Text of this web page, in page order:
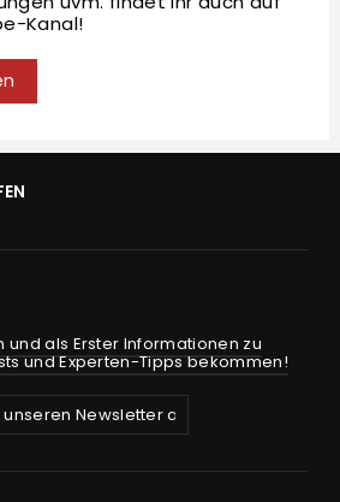
Kanal!
als Erster Informationen zu
und Experten-Tipps bekommen!